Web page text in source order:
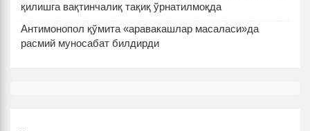
қилишга вақтинчалиқ тақиқ ўрнатилмоқда
Антимонопол қўмита «аравакашлар масаласи»да
расмий муносабат билдирди